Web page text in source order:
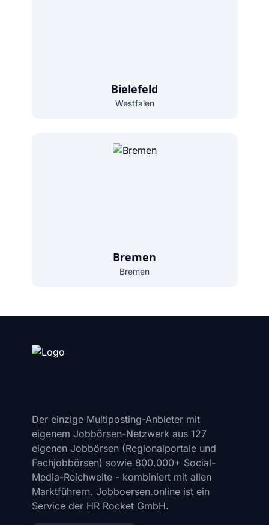
Bielefeld
Westfalen
Bremen
Bremen
Der einzige Multiposting-Anbieter mit
eigenem Jobbörsen-Netzwerk aus 127
eigenen Jobbörsen (Regionalportale und
Fachjobbörsen) sowie 800.000+ Social-
Media-Reichweite - kombiniert mit allen
Marktführern. Jobboersen.online ist ein
Service der HR Rocket GmbH.